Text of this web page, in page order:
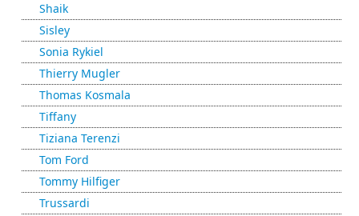
Shaik
Sisley
Sonia Rykiel
Thierry Mugler
Thomas Kosmala
Tiffany
Tiziana Terenzi
Tom Ford
Tommy Hilfiger
Trussardi